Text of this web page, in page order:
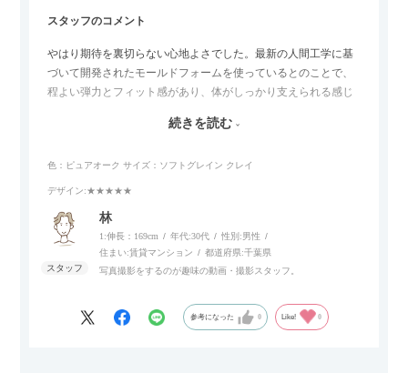
スタッフのコメント
やはり期待を裏切らない心地よさでした。最新の人間工学に基
づいて開発されたモールドフォームを使っているとのことで、
程よい弾力とフィット感があり、体がしっかり支えられる感じ
リラックスタイムによさそうでした。回転タイプなので、個人
す。
続きを読む
色：ピュアオーク サイズ：ソフトグレイン クレイ
デザイン:★★★★★
林
1:伸長：169cm 年代:30代 性別:男性
住まい:賃貸マンション 都道府県:千葉県
写真撮影をするのが趣味の動画・撮影スタッフ。
参考になった 0 Like! 0